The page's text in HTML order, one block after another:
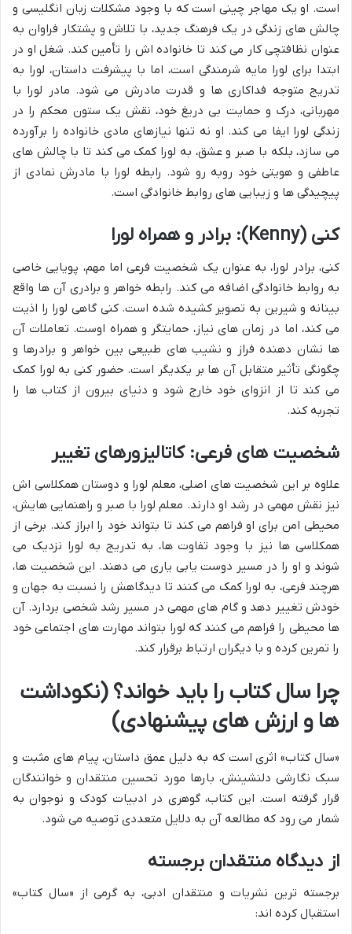
است. او یک مهاجر چینی است که با وجود مشکلات زبان انگلیسی و
چالش های زندگی در یک فرهنگ جدید، با تلاش و پشتکار فراوان به
عنوان نظافتچی کار می کند تا خانواده اش را تأمین کند. شغل او در
ابتدا برای لورا مایه شرمندگی است، اما با پیشرفت داستان، لورا به
تدریج متوجه فداکاری ها و قدرت مادرش می شود. مادر لورا با
مهربانی، درک و حمایت بی دریغ خود، نقش یک ستون محکم را در
زندگی لورا ایفا می کند. او نه تنها نیازهای مادی خانواده را برآورده
می سازد، بلکه با صبر و عشق، به لورا کمک می کند تا با چالش های
عاطفی و هویتی خود روبه رو شود. رابطه لورا با مادرش نمادی از
پیچیدگی ها و زیبایی های روابط خانوادگی است.
کنی (Kenny): برادر و همراه لورا
کنی، برادر لورا، به عنوان یک شخصیت فرعی اما مهم، پویایی خاصی
به روابط خانوادگی اضافه می کند. رابطه خواهر و برادری آن ها واقع
بینانه و شیرین به تصویر کشیده شده است. کنی گاهی لورا را اذیت
می کند، اما در زمان های نیاز، حمایتگر و همراه اوست. تعاملات آن
ها نشان دهنده فراز و نشیب های طبیعی بین خواهر و برادرها و
چگونگی تأثیر متقابل آن ها بر یکدیگر است. حضور کنی به لورا کمک
می کند تا از انزوای خود خارج شود و دنیای بیرون از کتاب ها را
تجربه کند.
شخصیت های فرعی: کاتالیزورهای تغییر
علاوه بر این شخصیت های اصلی، معلم لورا و دوستان همکلاسی اش
نیز نقش مهمی در رشد او دارند. معلم لورا با صبر و راهنمایی هایش،
محیطی امن برای او فراهم می کند تا بتواند خود را ابراز کند. برخی از
همکلاسی ها نیز با وجود تفاوت ها، به تدریج به لورا نزدیک می
شوند و او را در مسیر دوست یابی یاری می دهند. این شخصیت ها،
هرچند فرعی، به لورا کمک می کنند تا دیدگاهش را نسبت به جهان و
خودش تغییر دهد و گام های مهمی در مسیر رشد شخصی بردارد. آن
ها محیطی را فراهم می کنند که لورا بتواند مهارت های اجتماعی خود
را تمرین کرده و با دیگران ارتباط برقرار کند.
چرا سال کتاب را باید خواند؟ (نکوداشت
ها و ارزش های پیشنهادی)
«سال کتاب» اثری است که به دلیل عمق داستان، پیام های مثبت و
سبک نگارشی دلنشینش، بارها مورد تحسین منتقدان و خوانندگان
قرار گرفته است. این کتاب، گوهری در ادبیات کودک و نوجوان به
شمار می رود که مطالعه آن به دلایل متعددی توصیه می شود.
از دیدگاه منتقدان برجسته
برجسته ترین نشریات و منتقدان ادبی، به گرمی از «سال کتاب»
استقبال کرده اند: